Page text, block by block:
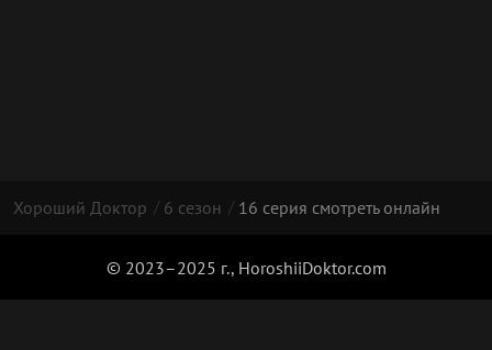
Хороший Доктор 6 сезон 16 серия смотреть онлайн
© 2023–2025 г., HoroshiiDoktor.com